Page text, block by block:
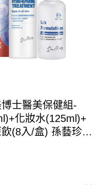
士醫美保健組-
化妝水(125ml)+
(8入/盒) 孫藝珍推
推薦